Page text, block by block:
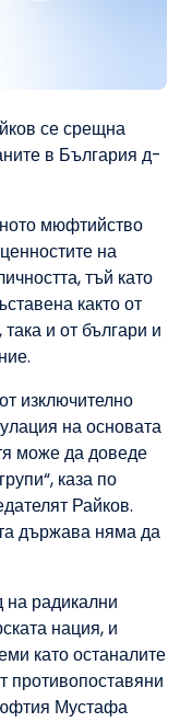
се срещна
в България д-
мюфтийство
на
тъй като
както от
и от българи и
изключително
на основата
може да доведе
каза по
Райков.
държава няма да
радикални
нация, и
като останалите
противопоставяни
Мустафа